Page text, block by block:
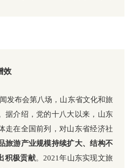
效
发布会第八场，山东省文化和旅
据介绍，党的十八大以来，山东
走在全国前列，对山东省经济社
旅游产业规模持续扩大、结构不
积极贡献。2021年山东实现文旅